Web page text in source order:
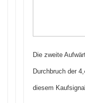
Die zweite
Durchbruch der
diesem